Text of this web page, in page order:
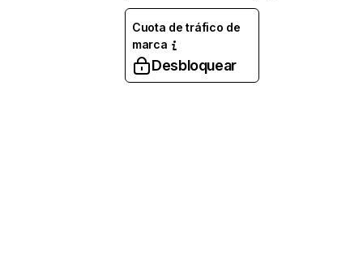
Cuota de tráfico de
marca
Desbloquear